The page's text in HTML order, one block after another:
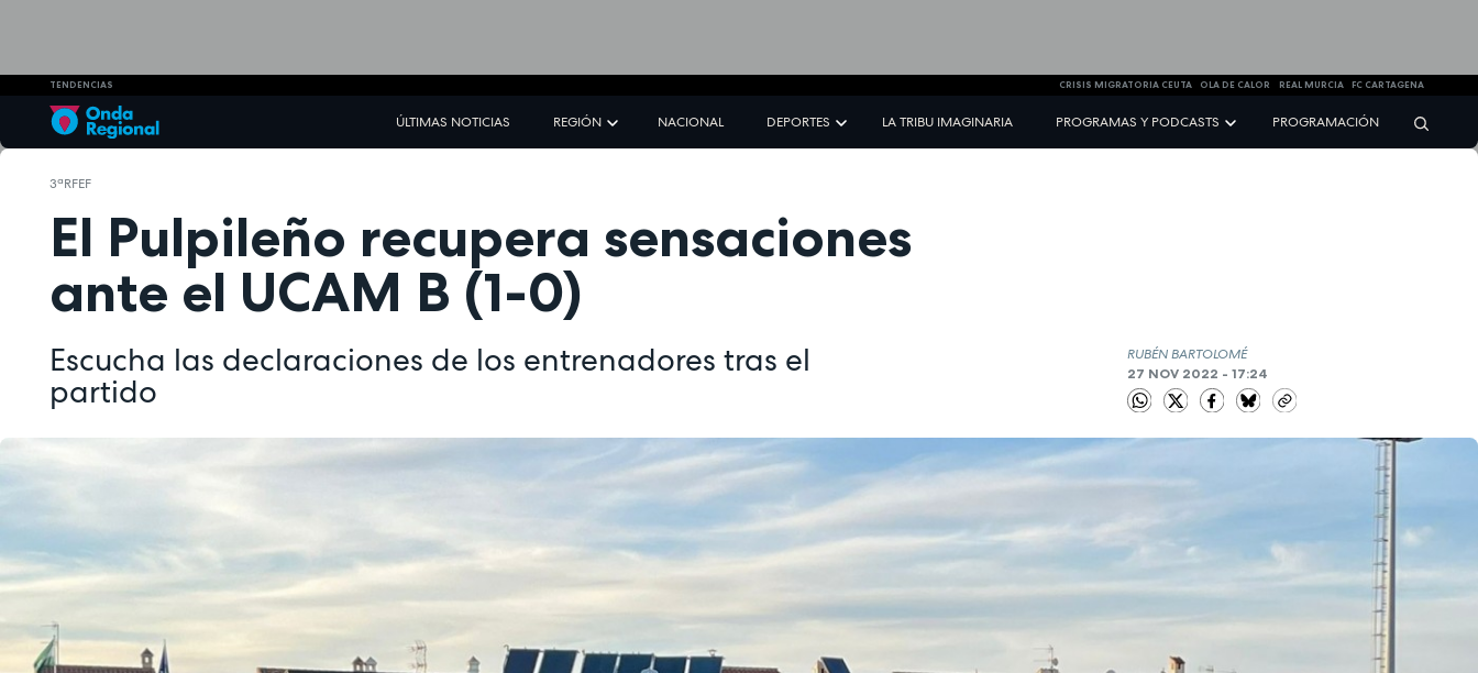
TENDENCIAS CRISIS MIGRATORIA CEUTA OLA DE CALOR REAL MURCIA FC CARTAGENA
ÚLTIMAS NOTICIAS REGIÓN NACIONAL DEPORTES LA TRIBU IMAGINARIA PROGRAMAS Y PODCASTS PROGRAMACIÓN
3ªRFEF
El Pulpileño recupera sensaciones
ante el UCAM B (1-0)
Escucha las declaraciones de los entrenadores tras el
partido
RUBÉN BARTOLOMÉ
27 NOV 2022 - 17:24